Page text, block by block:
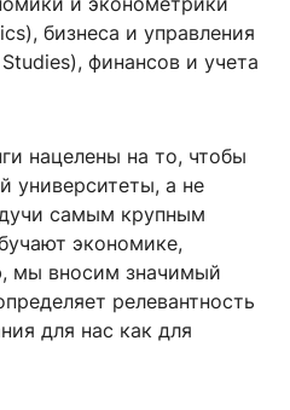
бизнеса и управления
финансов и учета
нацелены на то, чтобы
университеты, а не
самым крупным
экономике,
мы вносим значимый
релевантность
для нас как для